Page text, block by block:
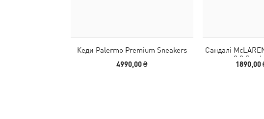
Кеди Palermo Premium Sneakers
4990,00 ₴
Сандалі
2.0
1890,00